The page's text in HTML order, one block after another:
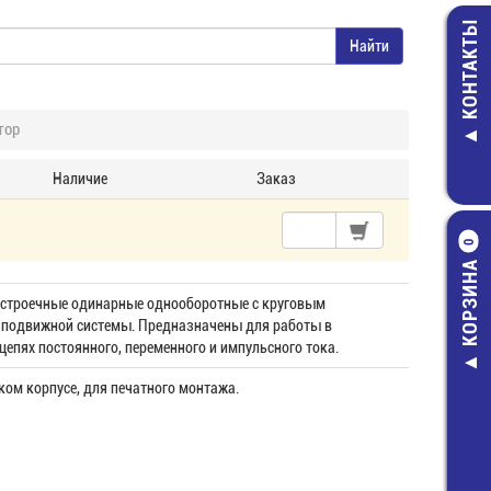
КОНТАКТЫ
КОРЗИНА
0
Наличие Заказ
одинарные однооборотные с круговым
системы. Предназначены для работы в
постоянного, переменного и импульсного тока.
корпусе, для печатного монтажа.